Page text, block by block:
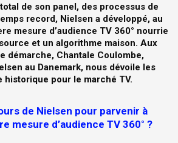
de son panel, des processus de
record, Nielsen a développé, au
mesure d’audience TV 360° nourrie
et un algorithme maison. Aux
démarche, Chantale Coulombe,
au Danemark, nous dévoile les
historique pour le marché TV.
de Nielsen pour parvenir à
mesure d’audience TV 360° ?